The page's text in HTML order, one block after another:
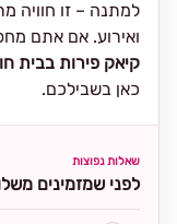
למתנה – זו חוויה
ואירוע. אם אתם
קיאק פירות בבית
כאן בשבילכם.
שאלות נפוצות
לפני שמזמינים